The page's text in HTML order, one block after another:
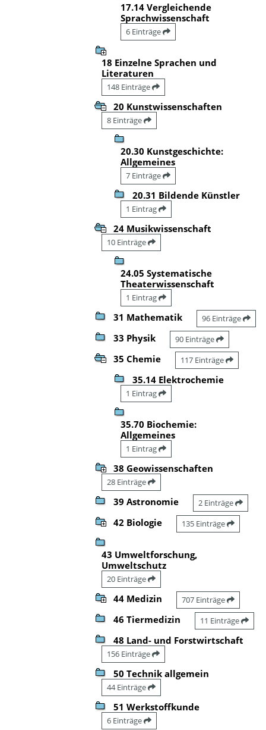
17.14 Vergleichende
Sprachwissenschaft
6 Einträge
18 Einzelne Sprachen und
Literaturen
148 Einträge
20 Kunstwissenschaften
8 Einträge
20.30 Kunstgeschichte:
Allgemeines
7 Einträge
20.31 Bildende Künstler
1 Eintrag
24 Musikwissenschaft
10 Einträge
24.05 Systematische
Theaterwissenschaft
1 Eintrag
31 Mathematik 96 Einträge
33 Physik 90 Einträge
35 Chemie 117 Einträge
35.14 Elektrochemie
1 Eintrag
35.70 Biochemie:
Allgemeines
1 Eintrag
38 Geowissenschaften
28 Einträge
39 Astronomie 2 Einträge
42 Biologie 135 Einträge
43 Umweltforschung,
Umweltschutz
20 Einträge
44 Medizin 707 Einträge
46 Tiermedizin 11 Einträge
48 Land- und Forstwirtschaft
156 Einträge
50 Technik allgemein
44 Einträge
51 Werkstoffkunde
6 Einträge